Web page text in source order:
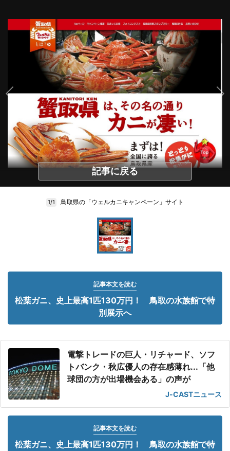
記事に戻る
1/1 鳥取県の「ウェルカニキャンペーン」サイト
記事本文を読む
松葉ガニ、史上最高1匹130万円！ 鳥取の水族館で特
別展示へ
電撃トレードの巨人・リチャード、ソフ
トバンク・秋広優人の存在感薄れ...「他
球団の方が出場機会ある」の声が
J-CASTニュース
記事本文を読む
松葉ガニ、史上最高1匹130万円！ 鳥取の水族館で特